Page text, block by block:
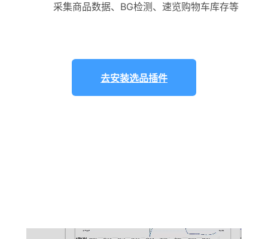
采集商品数据、BG检测、速览购物车库存等
去安装选品插件